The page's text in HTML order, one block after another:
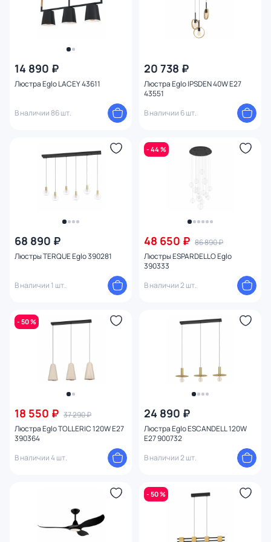
14 890 ₽
Люстра Eglo LACEY 43611
В наличии 86 шт.
20 738 ₽
Люстра Eglo IPSDEN 40W E27
43551
В наличии 6 шт.
68 890 ₽
Люстры TERQUE Eglo 390281
В наличии 1 шт.
- 44 %
48 650 ₽ 86 890 ₽
Люстры ESPARDELLO Eglo
390333
В наличии 2 шт.
- 50 %
18 550 ₽ 37 290 ₽
Люстра Eglo TOLLERIC 120W E27
390364
В наличии 4 шт.
24 890 ₽
Люстра Eglo ESCANDELL 120W
E27 900732
В наличии 2 шт.
- 50 %
Форма плафона
Оформление
Мощность ламп